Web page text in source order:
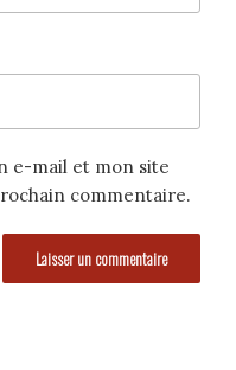
e-mail et mon site
commentaire.